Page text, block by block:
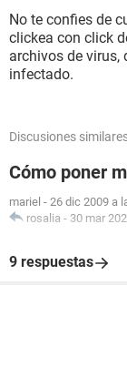
No te confies de
clickea con click
archivos de virus,
infectado.
Discusiones
Cómo poner
mariel - 26 dic 2009 a
rosalia - 30 mar
9 respuestas